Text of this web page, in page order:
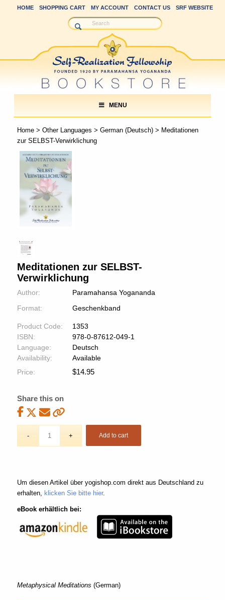
HOME SHOPPING CART MY ACCOUNT CONTACT US SRF WEBSITE
MENU
Home> Other Languages > German (Deutsch)> Meditationen
zur SELBST-Verwirklichung
Meditationen zur SELBST-
Verwirklichung
Author:
Paramahansa Yogananda
Format:
Geschenkband
Product Code:
1353
ISBN:
978-0-87612-049-1
Language:
Deutsch
Availability:
Available
Price:
$14.95
Share this on
Add to cart
Um diesen Artikel über yogishop.com direkt aus Deutschland zu
erhalten, klicken Sie bitte hier.
eBook erhältlich bei:
Metaphysical Meditations (German)